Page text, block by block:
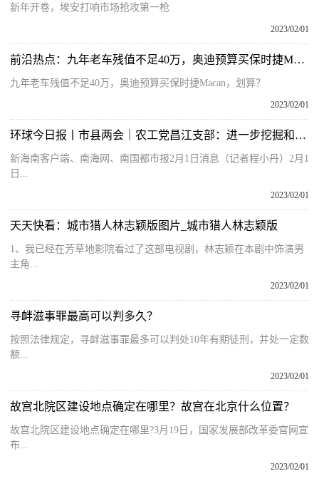
新年开卷，埃安打响市场抢攻第一枪
2023/02/01
前沿热点：九年老车残值不足40万，奥迪预算买保时捷Macan，划算？
九年老车残值不足40万，奥迪预算买保时捷Macan，划算？
2023/02/01
环球今日报丨市县两会｜农工党昌江支部：进一步挖掘和开发沙渔塘社区旅游资源
新海南客户端、南海网、南国都市报2月1日消息（记者程小丹）2月1
日...
2023/02/01
天天快看：城市猎人林志颖版图片_城市猎人林志颖版
1、我已经在芳草地影院看过了这部电视剧，林志颖在本剧中饰演男
主角...
2023/02/01
寻衅滋事罪最高可以判多久？
按照法律规定，寻衅滋事罪最多可以判处10年有期徒刑，并处一定数
额...
2023/02/01
故宫北院区建设地点确定在哪里？故宫在北京什么位置？
故宫北院区建设地点确定在哪里?3月19日，国家发展部改革委官网宣
布...
2023/02/01